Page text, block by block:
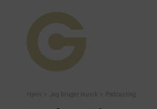
Hjem > Jeg bruger musik > Podcasting